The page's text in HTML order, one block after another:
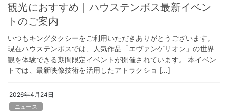
観光におすすめ｜ハウステンボス最新イベン
トのご案内
いつもキングタクシーをご利用いただきありがとうございます。
現在ハウステンボスでは、人気作品「エヴァンゲリオン」の世界
観を体験できる期間限定イベントが開催されています。 本イベン
トでは、最新映像技術を活用したアトラクショ […]
2026年4月24日
ニュース